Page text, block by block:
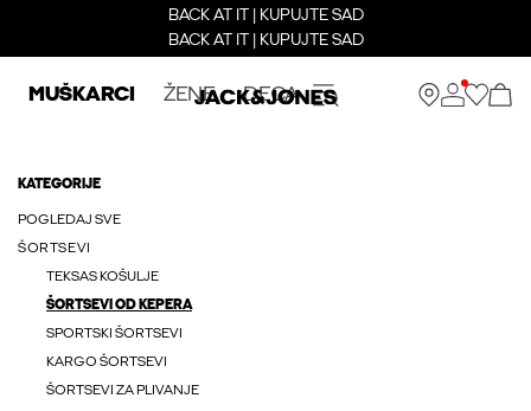
BACK AT IT | KUPUJTE SAD
BACK AT IT | KUPUJTE SAD
MUŠKARCI ŽENE DECA
KATEGORIJE
POGLEDAJ SVE
ŠORTSEVI
TEKSAS KOŠULJE
ŠORTSEVI OD KEPERA
SPORTSKI ŠORTSEVI
KARGO ŠORTSEVI
ŠORTSEVI ZA PLIVANJE